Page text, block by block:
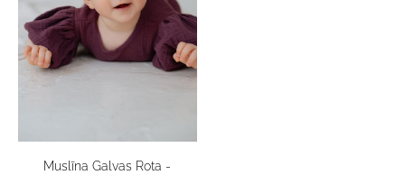
Muslīna Galvas Rota -